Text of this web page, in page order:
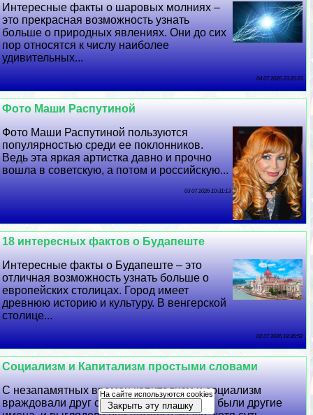
Интересные факты о шаровых молниях –
это прекрасная возможность узнать
больше о природных явлениях. Они до сих
пор относятся к числу наиболее
удивительных...
04 07 2026 23:20:23
Фото Маши Распутиной
Фото Маши Распутиной пользуются
популярностью среди ее поклонников.
Ведь эта яркая артистка давно и прочно
вошла в советскую, а потом и российскую...
03 07 2026 10:31:13
18 интересных фактов о Будапеште
Интересные факты о Будапеште – это
отличная возможность узнать больше о
европейских столицах. Город имеет
древнюю историю и культуру. В венгерской
столице...
02 07 2026 18:36:52
Социализм и Капитализм простыми словами
С незапамятных времен капитализм и социализм
враждовали друг с другом. Раньше у них были другие
На сайте используются cookies
Закрыть эту плашку